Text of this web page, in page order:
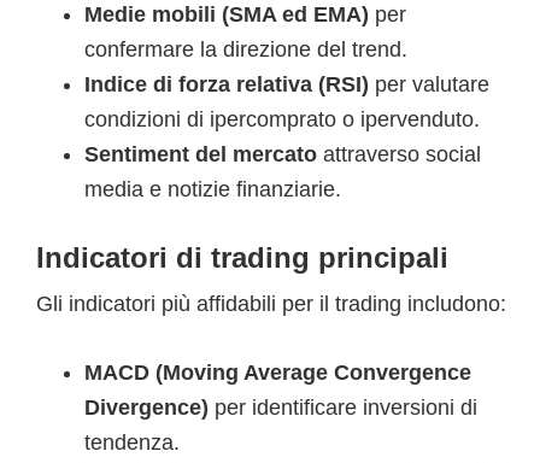
Medie mobili (SMA ed EMA) per
confermare la direzione del trend.
Indice di forza relativa (RSI) per valutare
condizioni di ipercomprato o ipervenduto.
Sentiment del mercato attraverso social
media e notizie finanziarie.
Indicatori di trading principali
Gli indicatori più affidabili per il trading includono:
MACD (Moving Average Convergence
Divergence) per identificare inversioni di
tendenza.